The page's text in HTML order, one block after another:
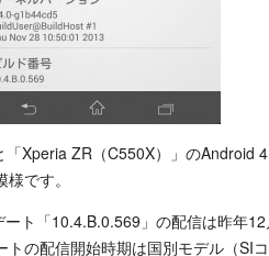
Xperia ZR（C550X）」のAndroid
です。
ト「10.4.B.0.569」の配信は昨年
の配信開始時期は国別モデル（SI